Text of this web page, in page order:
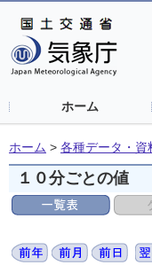
ホーム
ホーム > 各種データ・資
１０分ごとの値